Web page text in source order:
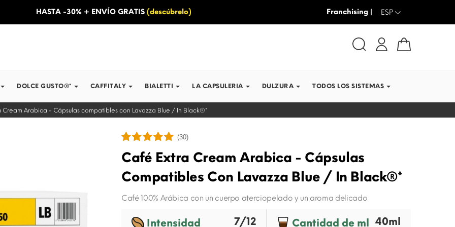
HASTA -30% + ENVÍO GRATIS (descúbrelo) HASTA -30% + ENVÍO GRATIS
Franchising | ESP
DOLCE GUSTO®* CAFFITALY BIALETTI LA CAPSULERIA DULZURA TODOS LOS SISTEMAS
Cream Arabica - Cápsulas compatibles con Lavazza Blue / In Black®*
(30)
Café Extra Cream Arabica - Cápsulas
Compatibles Con Lavazza Blue / In Black®*
Café 100% Arábica con un cuerpo aterciopelado y un aroma delicado
Intensidad 7/12 Cantidad de ml 40ml